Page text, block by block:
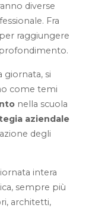
diverse
Fra
raggiungere
giornata, si
come temi
nella scuola
aziendale
degli
intera
sempre più
architetti,